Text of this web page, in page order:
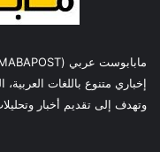
وتهدف إلى تقديم أخبار